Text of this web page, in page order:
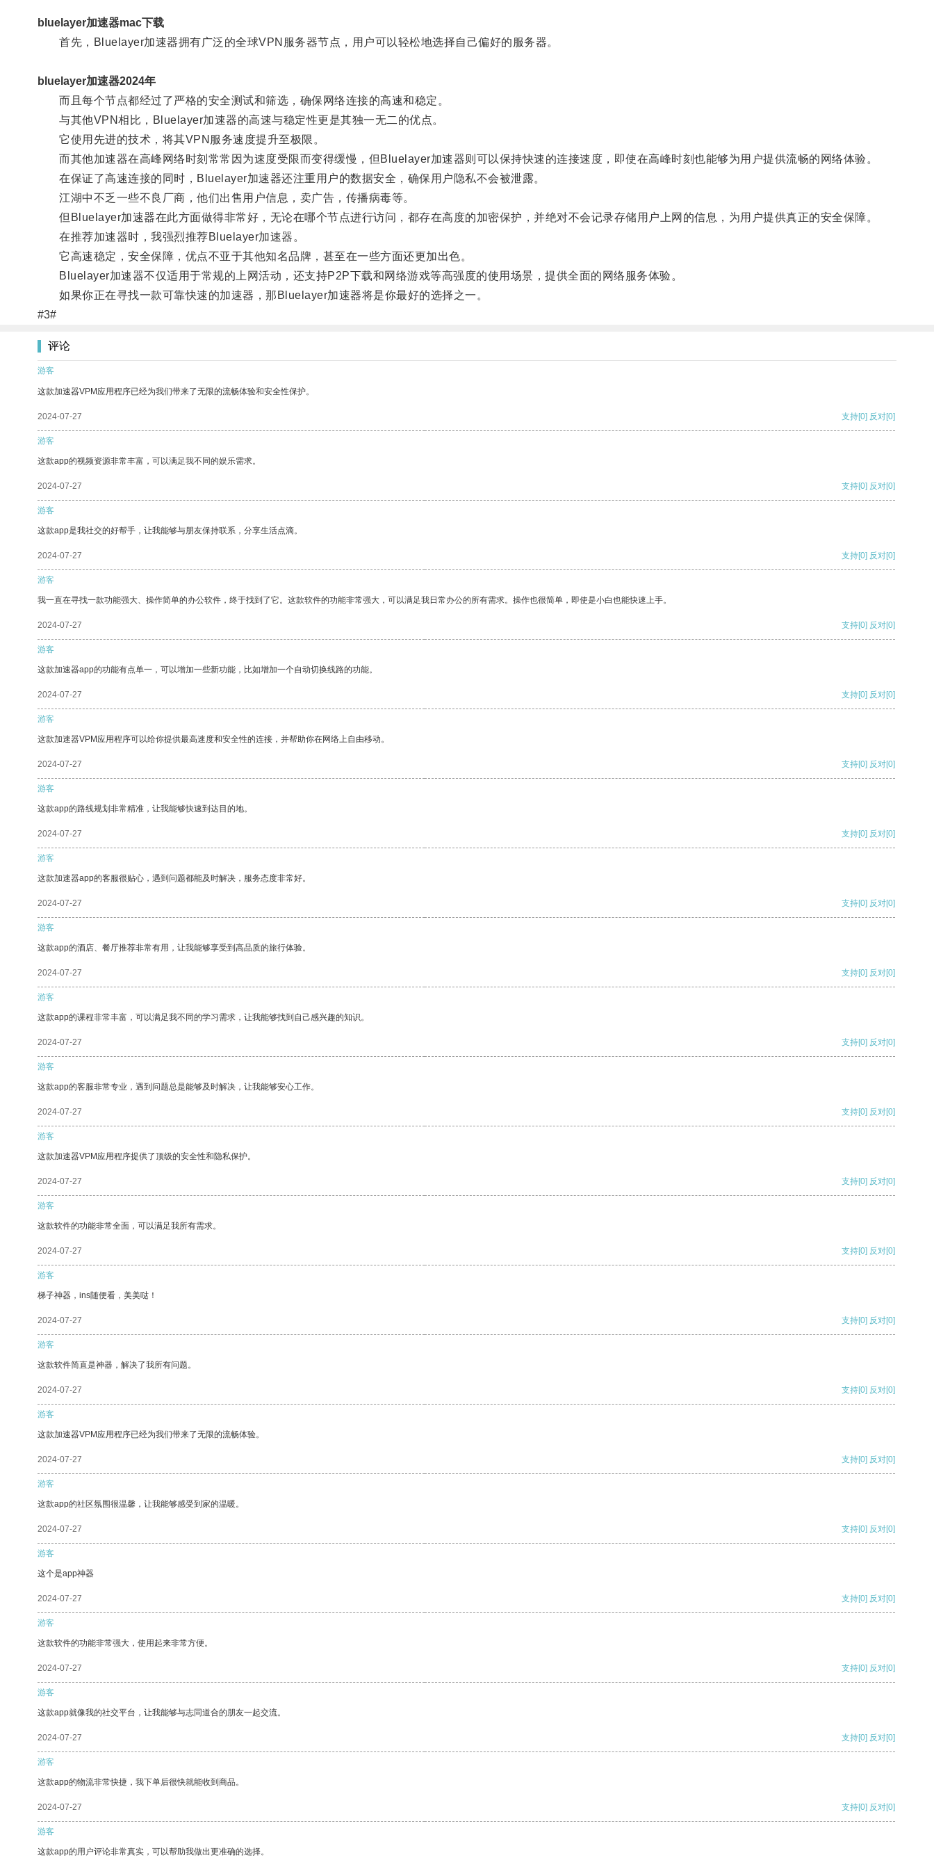
bluelayer加速器mac下载
首先，Bluelayer加速器拥有广泛的全球VPN服务器节点，用户可以轻松地选择自己偏好的服务器。
bluelayer加速器2024年
而且每个节点都经过了严格的安全测试和筛选，确保网络连接的高速和稳定。
与其他VPN相比，Bluelayer加速器的高速与稳定性更是其独一无二的优点。
它使用先进的技术，将其VPN服务速度提升至极限。
而其他加速器在高峰网络时刻常常因为速度受限而变得缓慢，但Bluelayer加速器则可以保持快速的连接速度，即使在高峰时刻也能够为用户提供流畅的网络体验。
在保证了高速连接的同时，Bluelayer加速器还注重用户的数据安全，确保用户隐私不会被泄露。
江湖中不乏一些不良厂商，他们出售用户信息，卖广告，传播病毒等。
但Bluelayer加速器在此方面做得非常好，无论在哪个节点进行访问，都存在高度的加密保护，并绝对不会记录存储用户上网的信息，为用户提供真正的安全保障。
在推荐加速器时，我强烈推荐Bluelayer加速器。
它高速稳定，安全保障，优点不亚于其他知名品牌，甚至在一些方面还更加出色。
Bluelayer加速器不仅适用于常规的上网活动，还支持P2P下载和网络游戏等高强度的使用场景，提供全面的网络服务体验。
如果你正在寻找一款可靠快速的加速器，那Bluelayer加速器将是你最好的选择之一。
#3#
评论
游客
这款加速器VPM应用程序已经为我们带来了无限的流畅体验和安全性保护。
2024-07-27 支持[0] 反对[0]
游客
这款app的视频资源非常丰富，可以满足我不同的娱乐需求。
2024-07-27 支持[0] 反对[0]
游客
这款app是我社交的好帮手，让我能够与朋友保持联系，分享生活点滴。
2024-07-27 支持[0] 反对[0]
游客
我一直在寻找一款功能强大、操作简单的办公软件，终于找到了它。这款软件的功能非常强大，可以满足我日常办公的所有需求。操作也很简单，即使是小白也能快速上手。
2024-07-27 支持[0] 反对[0]
游客
这款加速器app的功能有点单一，可以增加一些新功能，比如增加一个自动切换线路的功能。
2024-07-27 支持[0] 反对[0]
游客
这款加速器VPM应用程序可以给你提供最高速度和安全性的连接，并帮助你在网络上自由移动。
2024-07-27 支持[0] 反对[0]
游客
这款app的路线规划非常精准，让我能够快速到达目的地。
2024-07-27 支持[0] 反对[0]
游客
这款加速器app的客服很贴心，遇到问题都能及时解决，服务态度非常好。
2024-07-27 支持[0] 反对[0]
游客
这款app的酒店、餐厅推荐非常有用，让我能够享受到高品质的旅行体验。
2024-07-27 支持[0] 反对[0]
游客
这款app的课程非常丰富，可以满足我不同的学习需求，让我能够找到自己感兴趣的知识。
2024-07-27 支持[0] 反对[0]
游客
这款app的客服非常专业，遇到问题总是能够及时解决，让我能够安心工作。
2024-07-27 支持[0] 反对[0]
游客
这款加速器VPM应用程序提供了顶级的安全性和隐私保护。
2024-07-27 支持[0] 反对[0]
游客
这款软件的功能非常全面，可以满足我所有需求。
2024-07-27 支持[0] 反对[0]
游客
梯子神器，ins随便看，美美哒！
2024-07-27 支持[0] 反对[0]
游客
这款软件简直是神器，解决了我所有问题。
2024-07-27 支持[0] 反对[0]
游客
这款加速器VPM应用程序已经为我们带来了无限的流畅体验。
2024-07-27 支持[0] 反对[0]
游客
这款app的社区氛围很温馨，让我能够感受到家的温暖。
2024-07-27 支持[0] 反对[0]
游客
这个是app神器
2024-07-27 支持[0] 反对[0]
游客
这款软件的功能非常强大，使用起来非常方便。
2024-07-27 支持[0] 反对[0]
游客
这款app就像我的社交平台，让我能够与志同道合的朋友一起交流。
2024-07-27 支持[0] 反对[0]
游客
这款app的物流非常快捷，我下单后很快就能收到商品。
2024-07-27 支持[0] 反对[0]
游客
这款app的用户评论非常真实，可以帮助我做出更准确的选择。